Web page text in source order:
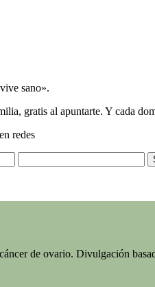
sano».
gratis al apuntarte. Y cada
redes
de ovario. Divulgación